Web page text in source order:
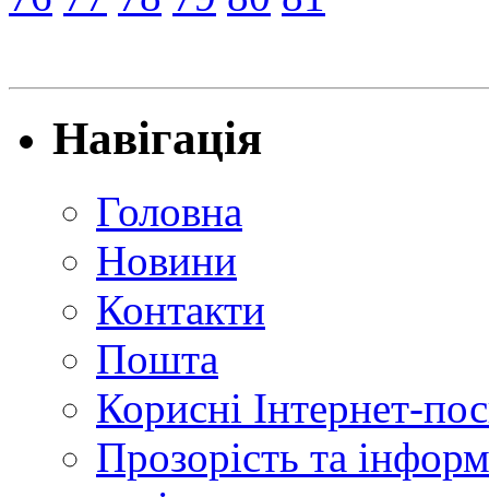
Навігація
Головна
Новини
Контакти
Пошта
Корисні Інтернет-
Прозорість та